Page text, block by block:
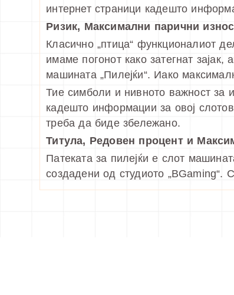
интернет страници кадешто
Ризик, Максимални парични
Класично „птица“ функционалиот
имаме погонот како затегнат
машината „Пилејќи“. Иако
Тие симболи и нивното важност за
кадешто информации за овој
треба да биде збележано.
Титула, Редовен процент и
Патеката за пилејќи е слот
создадени од студиото „BGaming“.